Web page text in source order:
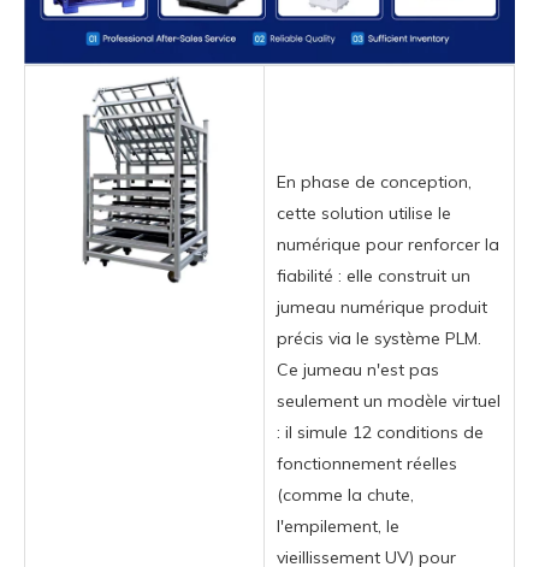
En phase de conception,
cette solution utilise le
numérique pour renforcer la
fiabilité : elle construit un
jumeau numérique produit
précis via le système PLM.
Ce jumeau n'est pas
seulement un modèle virtuel
: il simule 12 conditions de
fonctionnement réelles
(comme la chute,
l'empilement, le
vieillissement UV) pour